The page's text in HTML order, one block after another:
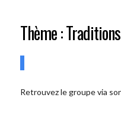
Thème :
Retrouvez le groupe via